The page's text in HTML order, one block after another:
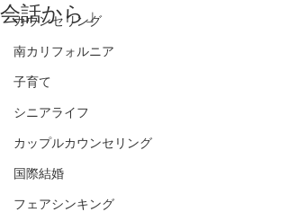
カウンセリング
南カリフォルニア
子育て
シニアライフ
カップルカウンセリング
国際結婚
フェアシンキング
会話から」